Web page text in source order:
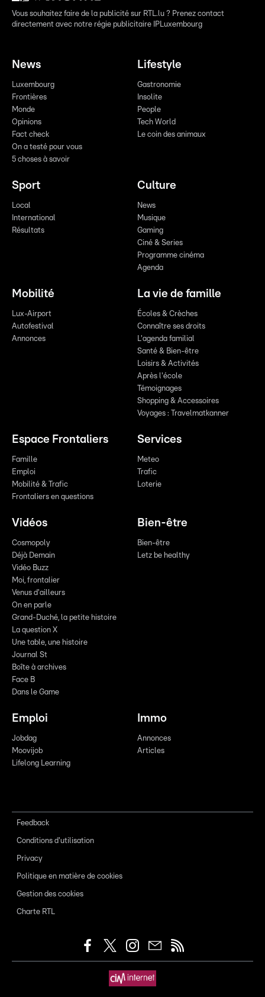
Vous souhaitez faire de la publicité sur RTL.lu ? Prenez contact
directement avec notre régie publicitaire IPLuxembourg
News
Luxembourg
Frontières
Monde
Opinions
Fact check
On a testé pour vous
5 choses à savoir
Lifestyle
Gastronomie
Insolite
People
Tech World
Le coin des animaux
Sport
Local
International
Résultats
Culture
News
Musique
Gaming
Ciné & Series
Programme cinéma
Agenda
Mobilité
Lux-Airport
Autofestival
Annonces
La vie de famille
Écoles & Crèches
Connaître ses droits
L'agenda familial
Santé & Bien-être
Loisirs & Activités
Après l'école
Témoignages
Shopping & Accessoires
Voyages : Travelmatkanner
Espace Frontaliers
Famille
Emploi
Mobilité & Trafic
Frontaliers en questions
Services
Meteo
Trafic
Loterie
Vidéos
Cosmopoly
Déjà Demain
Vidéo Buzz
Moi, frontalier
Venus d'ailleurs
On en parle
Grand-Duché, la petite histoire
La question X
Une table, une histoire
Journal St
Boîte à archives
Face B
Dans le Game
Bien-être
Bien-être
Letz be healthy
Emploi
Jobdag
Moovijob
Lifelong Learning
Immo
Annonces
Articles
Feedback
Conditions d'utilisation
Privacy
Politique en matière de cookies
Gestion des cookies
Charte RTL